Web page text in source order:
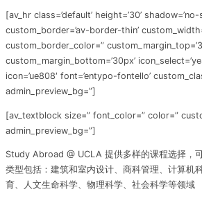
[av_hr class=’default’ height=’30’
custom_border=’av-border-thin’
custom_border_color=”
custom_margin_bottom=’30px’
icon=’ue808′ font=’entypo-fontello’
admin_preview_bg=”]
[av_textblock size=” font_color=” color=”
admin_preview_bg=”]
Study Abroad @ UCLA 提供多样的课程选择，
类型包括：建筑和室内设计、商科管理、计算机
育、人文生命科学、物理科学、社会科学等领域